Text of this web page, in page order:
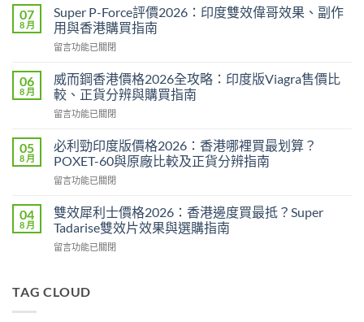
春
糖
B
群
功
效
2026：
成
效
果、
法
香
港
購
中
07
8 月
Super P-Force評價2026：印度雙效偉哥效果、副作
用與香港購買指南
在
P-
Force
評
價
印
度
效
哥
效
副
與
留言功能已關閉
06
8 月
威而鋼香港價格2026全攻略：印度版Viagra售價比
較、正貨分辨與購買指南
在
而
鋼
香
港
格
2026
攻
度
留言功能已關閉
05
8 月
必利勁印度版價格2026：香港哪裡買最划算？
POXET-60與原廠比較及正貨分辨指南
在
利
勁
印
度
格
留言功能已關閉
04
8 月
雙效犀利士價格2026：香港邊度買最抵？Super
Tadarise雙效片效果與選購指南
在
犀
留言功能已關閉
TAG CLOUD